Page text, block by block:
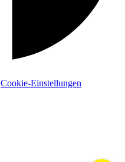
Cookie-Einstellungen